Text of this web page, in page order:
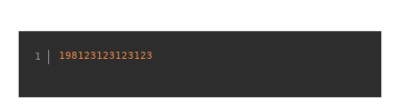
198123123123123